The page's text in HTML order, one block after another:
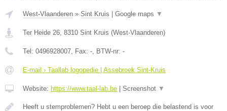
West-Vlaanderen » Sint Kruis | Google maps ▼
Ter Heide 26 8310 Sint Kruis (West-Vlaanderen)
Tel: 0496928007 , Fax: - , BTW-nr: -
E-mail › Taallab logopedie | Assebroek Sint-Kruis
Website: https://www.taal-lab.be | Screenshot ▼
Heeft u stemproblemen? Hebt u een beroep die belastend is voor